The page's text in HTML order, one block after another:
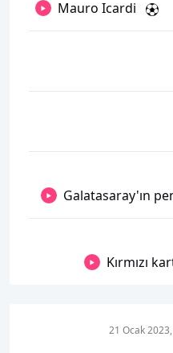
Mauro Icardi
Galatasaray'ın
Kırmızı
21 Ocak